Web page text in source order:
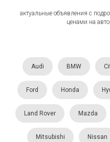
актуальные объявления с
ценами на
Audi BMW
Ford Honda
Land Rover Mazda
Mitsubishi Nissan